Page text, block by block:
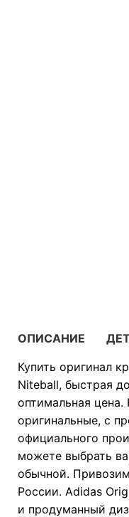
ОПИСАНИЕ
Купить оригинал
Niteball, быстрая
оптимальная цена.
оригинальные, с
официального
можете выбрать
обычной.
России. Adidas
и продуманный